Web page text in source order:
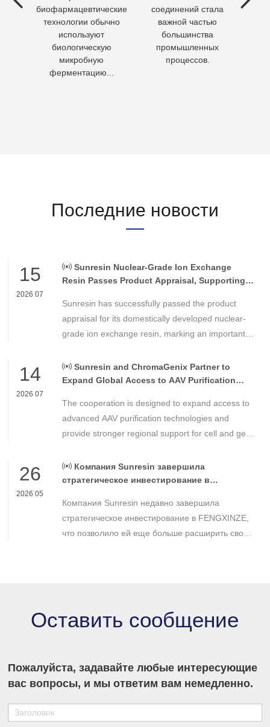
биофармацевтические
технологии обычно
используют
биологическую
микробную
ферментацию...
соединений стала
важной частью
большинства
промышленных
процессов.
Последние новости
15
2026 07
Sunresin Nuclear-Grade Ion Exchange
Resin Passes Product Appraisal, Supporting
Control
Sunresin has successfully passed the product
appraisal for its domestically developed nuclear-
grade ion exchange resin, marking an important
chemical materials for nuclear power applications.
14
2026 07
Sunresin and ChromaGenix Partner to
Expand Global Access to AAV Purification
The cooperation is designed to expand access to
advanced AAV purification technologies and
provide stronger regional support for cell and gene
Americas.
26
2026 05
Компания Sunresin завершила
стратегическое инвестирование в
бизнеса в области промышленной
хроматографии.
Компания Sunresin недавно завершила
стратегическое инвестирование в FENGXINZE,
что позволило ей еще больше расширить свое
Оставить сообщение
Пожалуйста, задавайте любые интересующие
вас вопросы, и мы ответим вам немедленно.